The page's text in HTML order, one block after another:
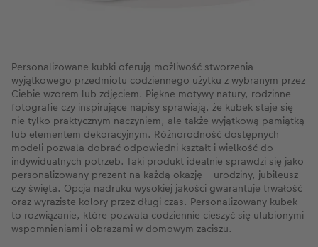
Personalizowane kubki oferują możliwość stworzenia
wyjątkowego przedmiotu codziennego użytku z wybranym przez
Ciebie wzorem lub zdjęciem. Piękne motywy natury, rodzinne
fotografie czy inspirujące napisy sprawiają, że kubek staje się
nie tylko praktycznym naczyniem, ale także wyjątkową pamiątką
lub elementem dekoracyjnym. Różnorodność dostępnych
modeli pozwala dobrać odpowiedni kształt i wielkość do
indywidualnych potrzeb. Taki produkt idealnie sprawdzi się jako
personalizowany prezent na każdą okazję – urodziny, jubileusz
czy święta. Opcja nadruku wysokiej jakości gwarantuje trwałość
oraz wyraziste kolory przez długi czas. Personalizowany kubek
to rozwiązanie, które pozwala codziennie cieszyć się ulubionymi
wspomnieniami i obrazami w domowym zaciszu.